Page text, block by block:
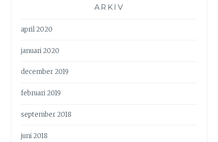
ARKIV
april 2020
januari 2020
december 2019
februari 2019
september 2018
juni 2018